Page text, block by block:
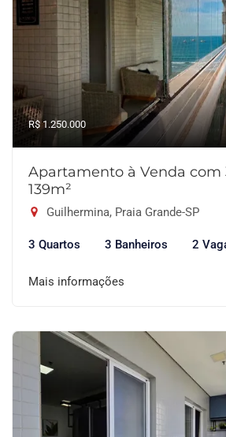
R$ 1.250.000
Apartamento à Venda com
139m²
Guilhermina, Praia Grande-SP
3 Quartos 3 Banheiros 2
Mais informações